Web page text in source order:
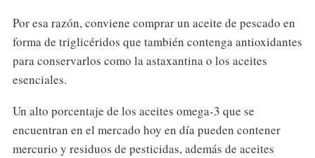
Por esa razón, conviene comprar un aceite de pescado en
forma de triglicéridos que también contenga antioxidantes
para conservarlos como la astaxantina o los aceites
esenciales.
Un alto porcentaje de los aceites omega-3 que se
encuentran en el mercado hoy en día pueden contener
mercurio y residuos de pesticidas, además de aceites